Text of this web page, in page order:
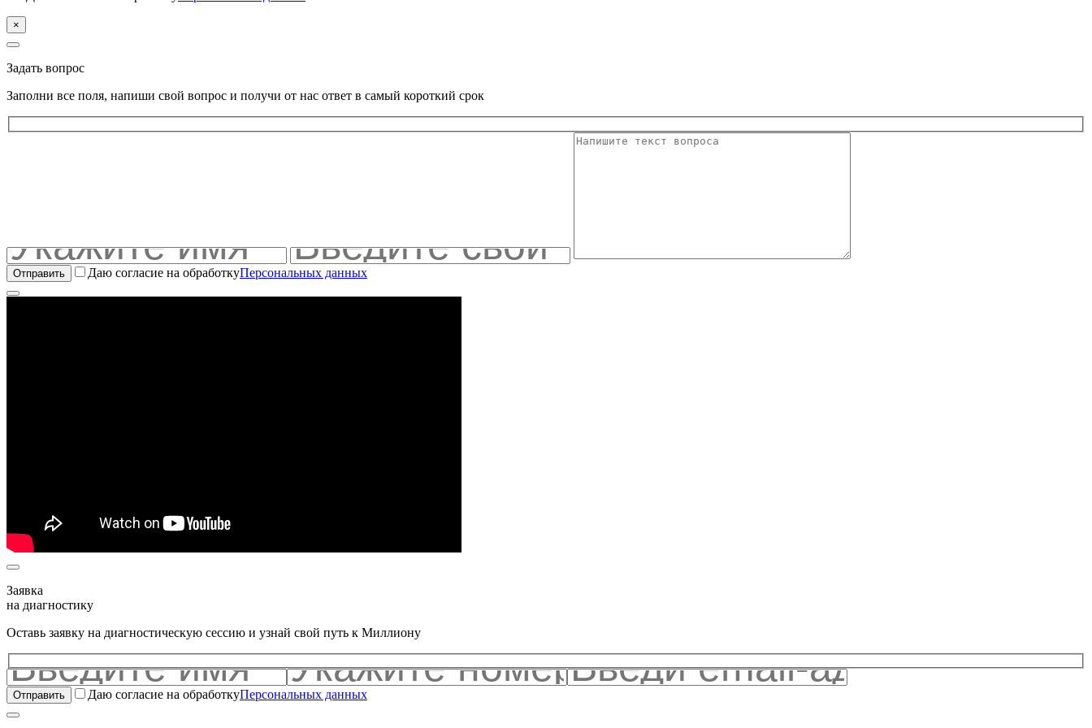
×
Задать вопрос
Заполни все поля, напиши свой вопрос и получи от нас ответ в самый короткий срок
Даю согласие на обработкуПерсональных данных
Заявка
на диагностику
Оставь заявку на диагностическую сессию и узнай свой путь к Миллиону
Даю согласие на обработкуПерсональных данных